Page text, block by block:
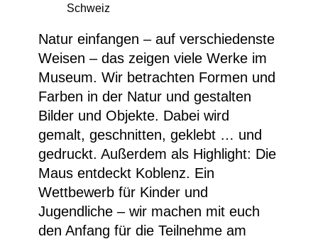
Schweiz
Natur einfangen – auf verschiedenste
Weisen – das zeigen viele Werke im
Museum. Wir betrachten Formen und
Farben in der Natur und gestalten
Bilder und Objekte. Dabei wird
gemalt, geschnitten, geklebt … und
gedruckt. Außerdem als Highlight: Die
Maus entdeckt Koblenz. Ein
Wettbewerb für Kinder und
Jugendliche – wir machen mit euch
den Anfang für die Teilnehme am